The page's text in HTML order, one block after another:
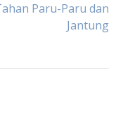
Paru-Paru dan
Jantung